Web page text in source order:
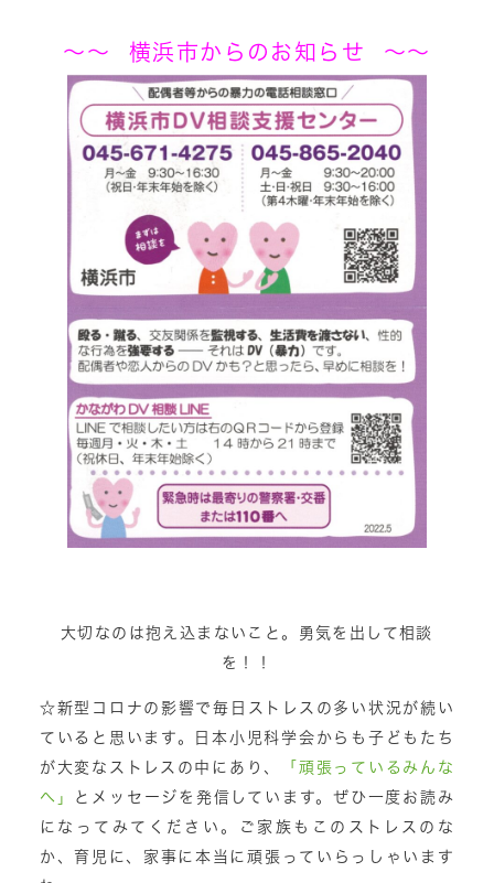
～～ 横浜市からのお知らせ ～～
大切なのは抱え込まないこと。勇気を出して相談
を！！
☆新型コロナの影響で毎日ストレスの多い状況が続い
ていると思います。日本小児科学会からも子どもたち
が大変なストレスの中にあり、
「頑張っているみんな
へ」
とメッセージを発信しています。ぜひ一度お読み
になってみてください。ご家族もこのストレスのな
か、育児に、家事に本当に頑張っていらっしゃいます